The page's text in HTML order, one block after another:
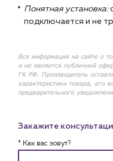
Понятная установка:
подключается и не
Вся информация на сайте о
и не является публичной
ГК РФ. Производитель
характеристики товара, его
предварительного
Закажите
* Как вас зовут?